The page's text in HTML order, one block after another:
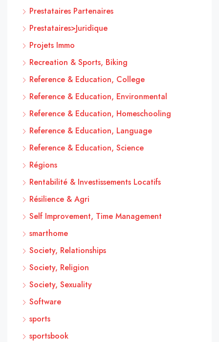
Prestataires Partenaires
Prestataires>Juridique
Projets Immo
Recreation & Sports, Biking
Reference & Education, College
Reference & Education, Environmental
Reference & Education, Homeschooling
Reference & Education, Language
Reference & Education, Science
Régions
Rentabilité & Investissements Locatifs
Résilience & Agri
Self Improvement, Time Management
smarthome
Society, Relationships
Society, Religion
Society, Sexuality
Software
sports
sportsbook